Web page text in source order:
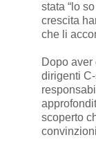
stata “lo
crescita
che li
Dopo
dirigenti
scoperto